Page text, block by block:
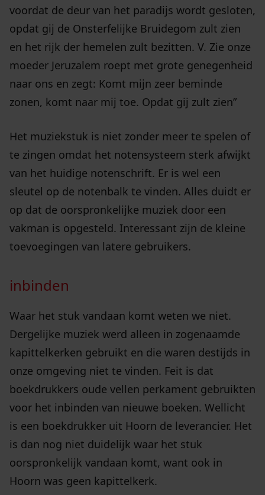
voordat de deur van het paradijs wordt gesloten,
opdat gij de Onsterfelijke Bruidegom zult zien
en het rijk der hemelen zult bezitten. V. Zie onze
moeder Jeruzalem roept met grote genegenheid
naar ons en zegt: Komt mijn zeer beminde
zonen, komt naar mij toe. Opdat gij zult zien”
Het muziekstuk is niet zonder meer te spelen of
te zingen omdat het notensysteem sterk afwijkt
van het huidige notenschrift. Er is wel een
sleutel op de notenbalk te vinden. Alles duidt er
op dat de oorspronkelijke muziek door een
vakman is opgesteld. Interessant zijn de kleine
toevoegingen van latere gebruikers.
inbinden
Waar het stuk vandaan komt weten we niet.
Dergelijke muziek werd alleen in zogenaamde
kapittelkerken gebruikt en die waren destijds in
onze omgeving niet te vinden. Feit is dat
boekdrukkers oude vellen perkament gebruikten
voor het inbinden van nieuwe boeken. Wellicht
is een boekdrukker uit Hoorn de leverancier. Het
is dan nog niet duidelijk waar het stuk
oorspronkelijk vandaan komt, want ook in
Hoorn was geen kapittelkerk.